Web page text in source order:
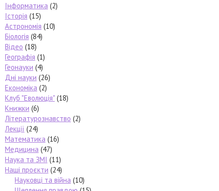
Інформатика (2)
Історія (15)
Астрономія (10)
Біологія (84)
Відео (18)
Географія (1)
Геонауки (4)
Дні науки (26)
Економіка (2)
Клуб "Еволюція" (18)
Книжки (6)
Літературознавство (2)
Лекції (24)
Математика (16)
Медицина (47)
Наука та ЗМІ (11)
Наші проєкти (24)
Науковці та війна (10)